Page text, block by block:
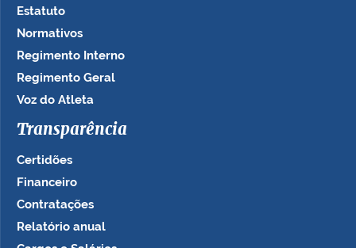
Estatuto
Normativos
Regimento Interno
Regimento Geral
Voz do Atleta
Transparência
Certidões
Financeiro
Contratações
Relatório anual